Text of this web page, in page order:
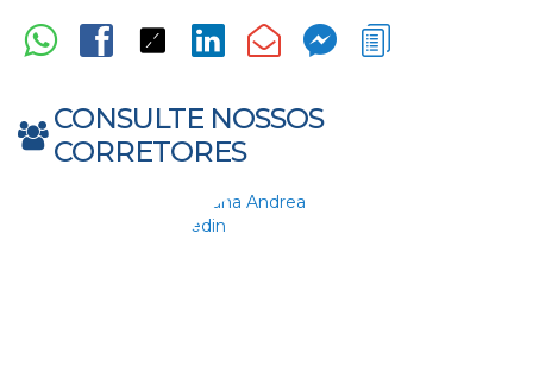
CONSULTE NOSSOS
CORRETORES